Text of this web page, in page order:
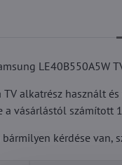
LE40B550A5W
alkatrész használt
a vásárlástól
kérdése van,